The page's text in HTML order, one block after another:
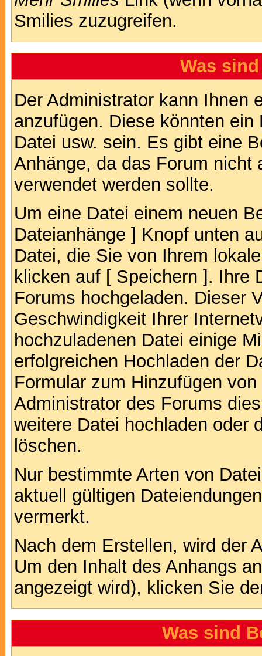
Smilies zuzugreifen.
Was
Der Administrator kann Ihnen
anzufügen. Diese könnten
Datei usw. sein. Es gibt eine
Anhänge, da das Forum nicht
verwendet werden sollte.
Um eine Datei einem neuen
Dateianhänge ] Knopf unten
Datei, die Sie von Ihrem
klicken auf [ Speichern ]. Ihre
Forums hochgeladen. Dieser
Geschwindigkeit Ihrer
hochzuladenen Datei einige
erfolgreichen Hochladen der
Formular zum Hinzufügen
Administrator des Forums
weitere Datei hochladen oder
löschen.
Nur bestimmte Arten von
aktuell gültigen
vermerkt.
Nach dem Erstellen, wird der
Um den Inhalt des Anhangs
angezeigt wird), klicken Sie
Was sind